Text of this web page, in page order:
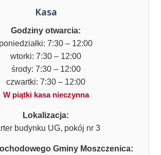
Kasa
Godziny otwarcia:
poniedziałki: 7:30 – 12:00
wtorki: 7:30 – 12:00
środy: 7:30 – 12:00
czwartki: 7:30 – 12:00
W piątki kasa nieczynna
Lokalizacja:
budynku UG, pokój nr 3
Gminy Moszczenica: